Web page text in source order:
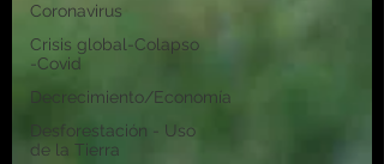
Coronavirus
Crisis global-Colapso
-Covid
Decrecimiento/Economía
Desforestación - Uso
de la Tierra